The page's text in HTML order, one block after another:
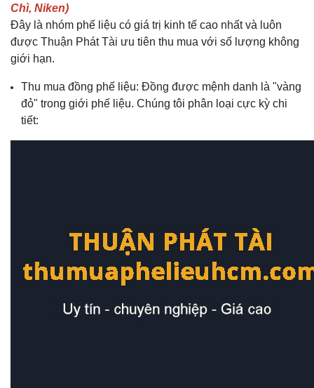
Chì, Niken)
Đây là nhóm phế liệu có giá trị kinh tế cao nhất và luôn
được Thuận Phát Tài ưu tiên thu mua với số lượng không
giới hạn.
Thu mua đồng phế liệu: Đồng được mệnh danh là "vàng
đỏ" trong giới phế liệu. Chúng tôi phân loại cực kỳ chi
tiết: